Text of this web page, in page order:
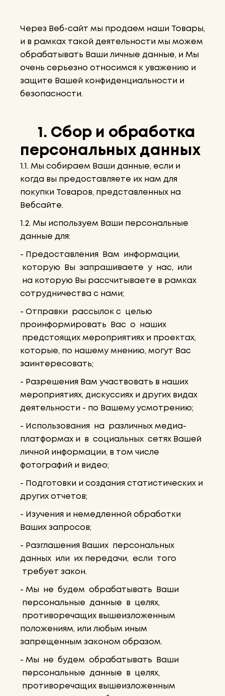
Через Веб-сайт мы продаем наши Товары,
и в рамках такой деятельности мы можем
обрабатывать Ваши личные данные, и Мы
очень серьезно относимся к уважению и
защите Вашей конфиденциальности и
безопасности.
1. Сбор и обработка
персональных данных
1.1. Мы собираем Ваши данные, если и
когда вы предоставляете их нам для
покупки Товаров, представленных на
Вебсайте.
1.2. Мы используем Ваши персональные
данные для:
- Предоставления Вам информации,
которую Вы запрашиваете у нас, или
на которую Вы рассчитываете в рамках
сотрудничества с нами;
- Отправки рассылок с целью
проинформировать Вас о наших
предстоящих мероприятиях и проектах,
которые, по нашему мнению, могут Вас
заинтересовать;
- Разрешения Вам участвовать в наших
мероприятиях, дискуссиях и других видах
деятельности - по Вашему усмотрению;
- Использования на различных медиа-
платформах и в социальных сетях Вашей
личной информации, в том числе
фотографий и видео;
- Подготовки и создания статистических и
других отчетов;
- Изучения и немедленной обработки
Ваших запросов;
- Разглашения Ваших персональных
данных или их передачи, если того
требует закон.
- Мы не будем обрабатывать Ваши
персональные данные в целях,
противоречащих вышеизложенным
положениям, или любым иным
запрещенным законом образом.
- Мы не будем обрабатывать Ваши
персональные данные в целях,
противоречащих вышеизложенным